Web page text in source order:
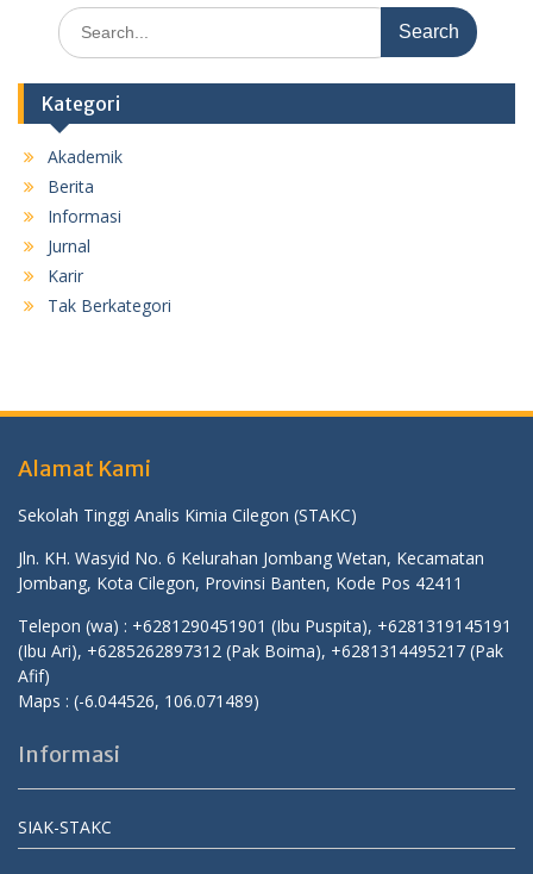
Search
for:
Kategori
Akademik
Berita
Informasi
Jurnal
Karir
Tak Berkategori
Alamat Kami
Sekolah Tinggi Analis Kimia Cilegon (STAKC)
Jln. KH. Wasyid No. 6 Kelurahan Jombang Wetan, Kecamatan
Jombang, Kota Cilegon, Provinsi Banten, Kode Pos 42411
Telepon (wa) : +6281290451901 (Ibu Puspita), +6281319145191
(Ibu Ari), +6285262897312 (Pak Boima), +6281314495217 (Pak
Afif)
Maps : (-6.044526, 106.071489)
Informasi
SIAK-STAKC